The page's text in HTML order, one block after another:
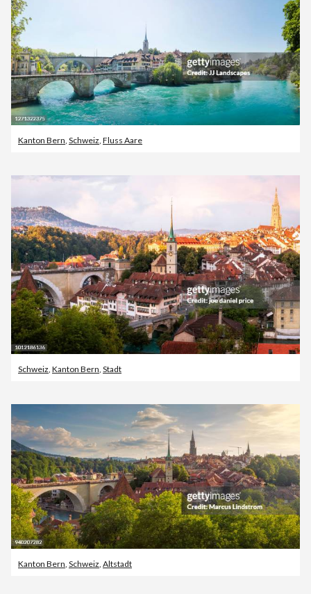
Kanton Bern, Schweiz, Fluss Aare
Schweiz Kanton Bern Stadt
Kanton Bern Schweiz Altstadt